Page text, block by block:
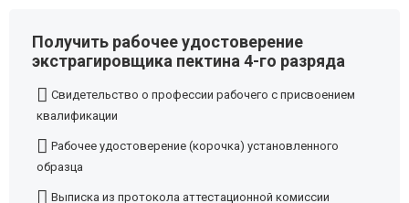
Получить рабочее удостоверение
экстрагировщика пектина 4-го разряда
Свидетельство о профессии рабочего с присвоением
квалификации
Рабочее удостоверение (корочка) установленного
образца
Выписка из протокола аттестационной комиссии